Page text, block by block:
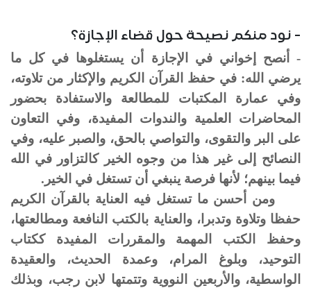
- نود منكم نصيحة حول قضاء الإجازة؟
- أنصح إخواني في الإجازة أن يستغلوها في كل ما
يرضي الله: في حفظ القرآن الكريم والإكثار من تلاوته،
وفي عمارة المكتبات للمطالعة والاستفادة بحضور
المحاضرات العلمية والندوات المفيدة، وفي التعاون
على البر والتقوى، والتواصي بالحق، والصبر عليه، وفي
النصائح إلى غير هذا من وجوه الخير كالتزاور في الله
فيما بينهم؛ لأنها فرصة ينبغي أن تستغل في الخير.
ومن أحسن ما تستغل فيه العناية بالقرآن الكريم
حفظا وتلاوة وتدبرا، والعناية بالكتب النافعة ومطالعتها،
وحفظ الكتب المهمة والمقررات المفيدة ككتاب
التوحيد، وبلوغ المرام، وعمدة الحديث، والعقيدة
الواسطية، والأربعين النووية وتتمتها لابن رجب، وبذلك